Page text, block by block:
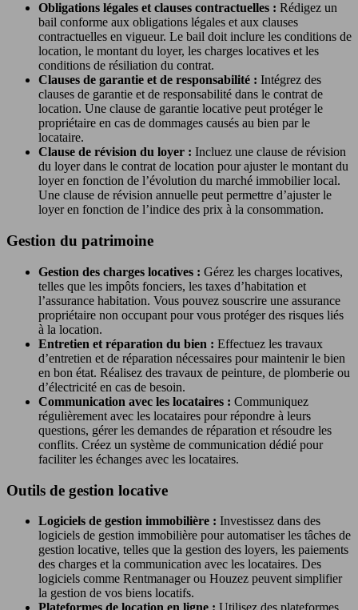
Obligations légales et clauses contractuelles : Rédigez un
bail conforme aux obligations légales et aux clauses
contractuelles en vigueur. Le bail doit inclure les conditions de
location, le montant du loyer, les charges locatives et les
conditions de résiliation du contrat.
Clauses de garantie et de responsabilité : Intégrez des
clauses de garantie et de responsabilité dans le contrat de
location. Une clause de garantie locative peut protéger le
propriétaire en cas de dommages causés au bien par le
locataire.
Clause de révision du loyer : Incluez une clause de révision
du loyer dans le contrat de location pour ajuster le montant du
loyer en fonction de l’évolution du marché immobilier local.
Une clause de révision annuelle peut permettre d’ajuster le
loyer en fonction de l’indice des prix à la consommation.
Gestion du patrimoine
Gestion des charges locatives : Gérez les charges locatives,
telles que les impôts fonciers, les taxes d’habitation et
l’assurance habitation. Vous pouvez souscrire une assurance
propriétaire non occupant pour vous protéger des risques liés
à la location.
Entretien et réparation du bien : Effectuez les travaux
d’entretien et de réparation nécessaires pour maintenir le bien
en bon état. Réalisez des travaux de peinture, de plomberie ou
d’électricité en cas de besoin.
Communication avec les locataires : Communiquez
régulièrement avec les locataires pour répondre à leurs
questions, gérer les demandes de réparation et résoudre les
conflits. Créez un système de communication dédié pour
faciliter les échanges avec les locataires.
Outils de gestion locative
Logiciels de gestion immobilière : Investissez dans des
logiciels de gestion immobilière pour automatiser les tâches de
gestion locative, telles que la gestion des loyers, les paiements
des charges et la communication avec les locataires. Des
logiciels comme Rentmanager ou Houzez peuvent simplifier
la gestion de vos biens locatifs.